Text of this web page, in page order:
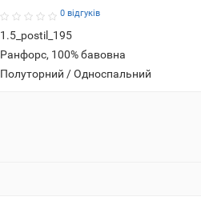
0 відгуків
1.5_postil_195
Ранфорс, 100% бавовна
Полуторний / Односпальний